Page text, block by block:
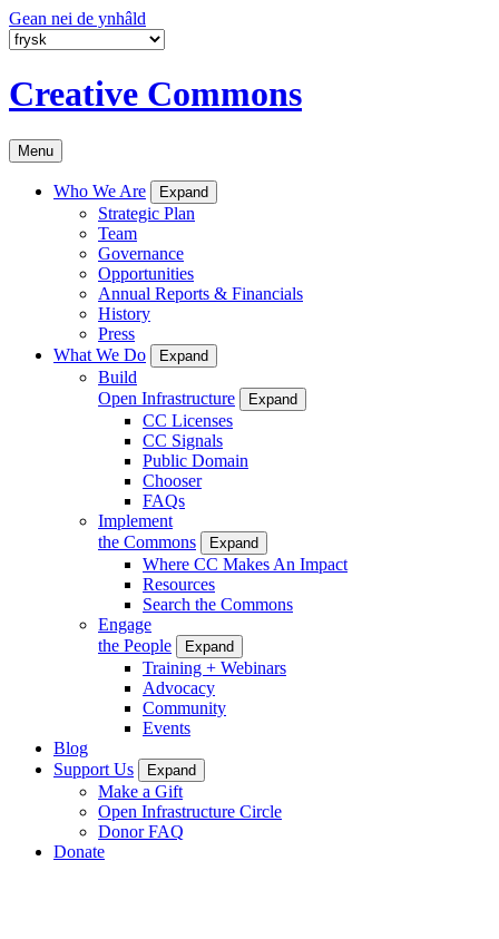
Gean nei de ynhâld
Creative Commons
Menu
Who We Are Expand
Strategic Plan
Team
Governance
Opportunities
Annual Reports & Financials
History
Press
What We Do
Expand
Build
Open Infrastructure
Expand
CC Licenses
CC Signals
Public Domain
Chooser
FAQs
Implement
the Commons
Expand
Where CC Makes An Impact
Resources
Search the Commons
Engage
the People
Expand
Training + Webinars
Advocacy
Community
Events
Blog
Support Us
Expand
Make a Gift
Open Infrastructure Circle
Donor FAQ
Donate